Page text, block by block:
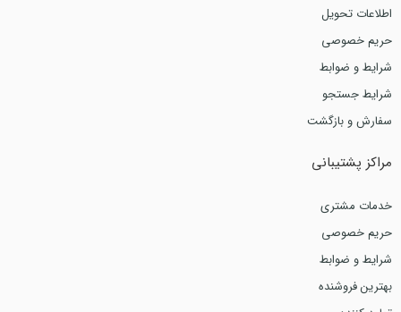
اطلاعات تحویل
حریم خصوصی
شرایط و ضوابط
شرایط جستجو
سفارش و بازگشت
مراکز پشتیبانی
خدمات مشتری
حریم خصوصی
شرایط و ضوابط
بهترین فروشنده